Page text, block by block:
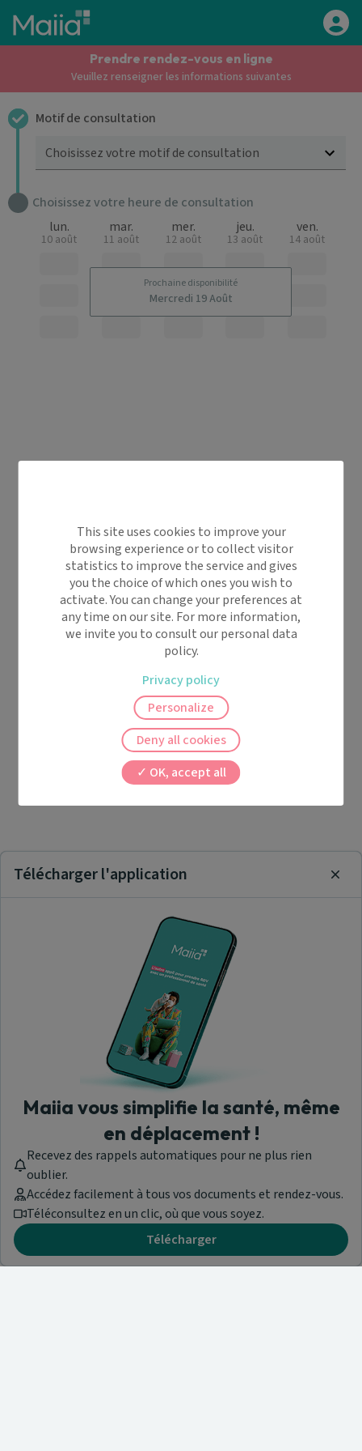
Aller au contenu principal
Prendre rendez-vous en ligne
Veuillez renseigner les informations suivantes
Motif de consultation
Choisissez votre motif de consultation
Choisissez votre heure de consultation
Prochaine disponibilité
Mercredi 19 Août
lun.
10 août
mar.
11 août
mer.
12 août
jeu.
13 août
ven.
14 août
Télécharger l'application
Maiia vous simplifie la santé, même
en déplacement !
Recevez des rappels automatiques pour ne plus rien
oublier.
Accédez facilement à tous vos documents et rendez-vous.
Téléconsultez en un clic, où que vous soyez.
Télécharger
This site uses cookies to improve your
browsing experience or to collect visitor
statistics to improve the service and gives
you the choice of which ones you wish to
activate. You can change your preferences at
any time on our site. For more information,
we invite you to consult our personal data
policy.
OK, accept all
Deny all cookies
Personalize
Privacy policy